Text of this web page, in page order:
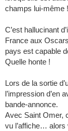
champs lui-même !
C’est hallucinant
France aux
pays est capable
Quelle honte !
Lors de la sortie
l’impression d’en
bande-annonce.
Avec Saint Omer,
vu l’affiche… alors